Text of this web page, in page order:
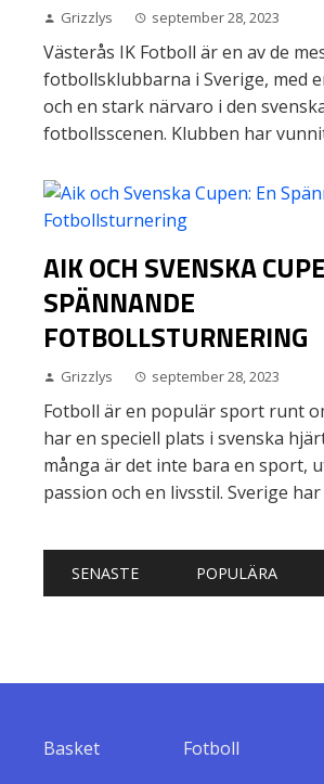
Grizzlys september 28, 2023
Västerås IK Fotboll är en av de
fotbollsklubbarna i Sverige, med
och en stark närvaro i den
fotbollsscenen. Klubben har
AIK OCH SVENSKA
SPÄNNANDE
FOTBOLLSTURNERING
Grizzlys september 28, 2023
Fotboll är en populär sport runt
har en speciell plats i svenska
många är det inte bara en sport,
passion och en livsstil. Sverige har
SENASTE POPULÄRA
Basket Fotboll